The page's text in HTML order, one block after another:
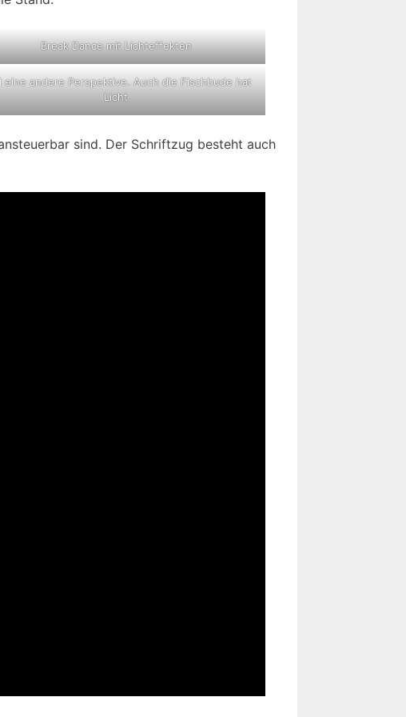
Break Dance mit Lichteffekten
eine andere Perspektive. Auch die Fischbude hat
Licht
sind. Der Schriftzug besteht auch